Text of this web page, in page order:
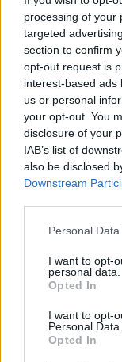
processing of your
targeted
section to confirm
opt-out request is
interest-based ads
us or personal
your opt-out. You
disclosure of your
IAB’s list of
also be disclosed
Downstream
Personal
I want to opt-
personal data.
Opted In
I want to opt-
Personal Data.
Opted In
Trouver des
Trouver un
meilleur prix sur
Paroles +
Commentaires
Voir la